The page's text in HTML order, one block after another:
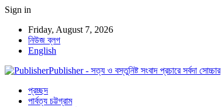
Sign in
Friday, August 7, 2026
নিউজ ব্লগ
English
Publisher - সত্য ও বস্তুনিষ্ট সংবাদ প্রচারে সর্বদা সোচ্চার
প্রচ্ছদ
পার্বত্য চট্টগ্রাম